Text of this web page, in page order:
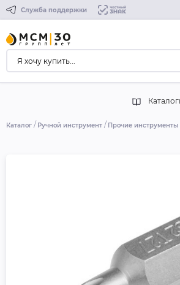
Служба поддержки
Каталог Ручной инструмент Прочие инструменты